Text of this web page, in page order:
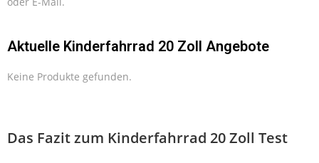
Aktuelle Kinderfahrrad 20 Zoll Angebote
Keine Produkte gefunden.
Das Fazit zum Kinderfahrrad 20 Zoll Test